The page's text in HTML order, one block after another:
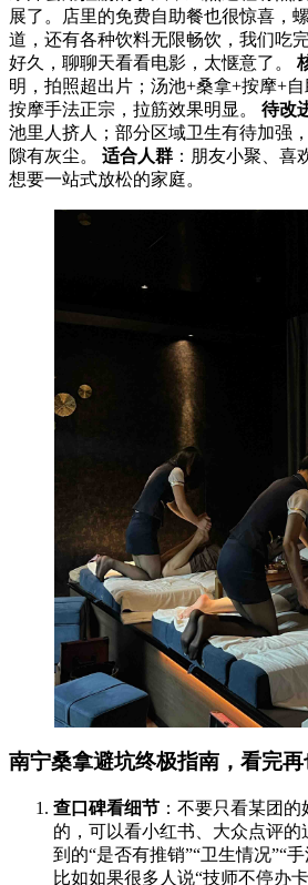
展了。店里的免费自助餐也很惊喜，
道，还有各种饮料无限畅饮，我们吃
好久，聊聊天看看电影，太惬意了。
明，拍照超出片；汤池+桑拿+按摩+
按摩手法正宗，拉筋效果明显。 待改
池里人挤人；部分区域卫生有待加强
隙有灰尘。 适合人群 ：朋友小聚、喜
想要一站式放松的家庭。
南宁桑拿避坑终极指南，看完
查口碑看细节 ：不要只看某团
的，可以看小红书、大众点评
到的“是否有推销”“卫生情况”“
比如如果很多人说“技师不停办